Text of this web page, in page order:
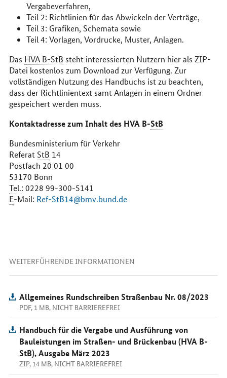
Vergabeverfahren,
Teil 2: Richtlinien für das Abwickeln der Verträge,
Teil 3: Grafiken, Schemata sowie
Teil 4: Vorlagen, Vordrucke, Muster, Anlagen.
Das HVA B-StB steht interessierten Nutzern hier als ZIP-
Datei kostenlos zum Download zur Verfügung. Zur
vollständigen Nutzung des Handbuchs ist zu beachten,
dass der Richtlinientext samt Anlagen in einem Ordner
gespeichert werden muss.
Kontaktadresse zum Inhalt des HVA B-StB
Bundesministerium für Verkehr
Referat StB 14
Postfach 20 01 00
53170 Bonn
Tel.: 0228 99-300-5141
E-Mail: Ref-StB14@bmv.bund.de
WEITERFÜHRENDE INFORMATIONEN
Allgemeines Rundschreiben Straßenbau Nr. 08/2023
PDF, 1 MB, NICHT BARRIEREFREI
Handbuch für die Vergabe und Ausführung von
Bauleistungen im Straßen- und Brückenbau (HVA B-
StB), Ausgabe März 2023
ZIP, 14 MB, NICHT BARRIEREFREI